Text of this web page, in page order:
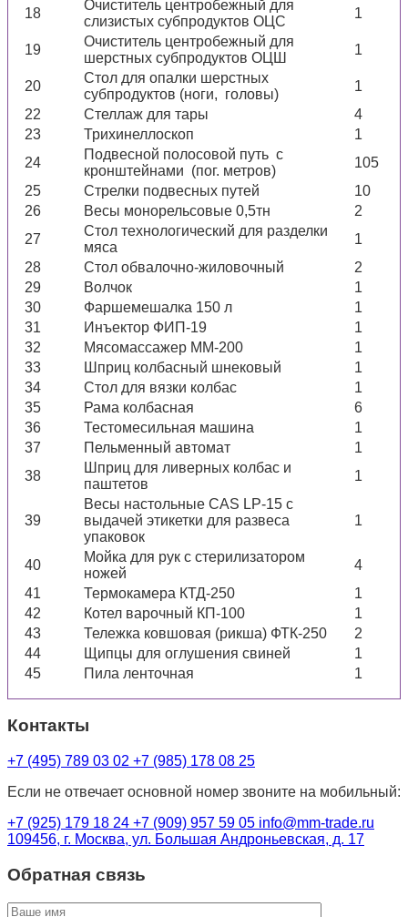
18
Очиститель центробежный для
слизистых субпродуктов ОЦС
1
19
Очиститель центробежный для
шерстных субпродуктов ОЦШ
1
20
Стол для опалки шерстных
субпродуктов (ноги, головы)
1
22
Стеллаж для тары
4
23
Трихинеллоскоп
1
24
Подвесной полосовой путь с
кронштейнами (пог. метров)
105
25
Стрелки подвесных путей
10
26
Весы монорельсовые 0,5тн
2
27
Стол технологический для разделки
мяса
1
28
Стол обвалочно-жиловочный
2
29
Волчок
1
30
Фаршемешалка 150 л
1
31
Инъектор ФИП-19
1
32
Мясомассажер ММ-200
1
33
Шприц колбасный шнековый
1
34
Стол для вязки колбас
1
35
Рама колбасная
6
36
Тестомесильная машина
1
37
Пельменный автомат
1
38
Шприц для ливерных колбас и
паштетов
1
39
Весы настольные CAS LP-15 с
выдачей этикетки для развеса
упаковок
1
40
Мойка для рук с стерилизатором
ножей
4
41
Термокамера КТД-250
1
42
Котел варочный КП-100
1
43
Тележка ковшовая (рикша) ФТК-250
2
44
Щипцы для оглушения свиней
1
45
Пила ленточная 1
Контакты
+7 (495) 789 03 02 +7 (985) 178 08 25
Если не отвечает основной номер звоните на мобильный:
+7 (925) 179 18 24 +7 (909) 957 59 05 info@mm-trade.ru
109456, г. Москва, ул. Большая Андроньевская, д. 17
Обратная связь